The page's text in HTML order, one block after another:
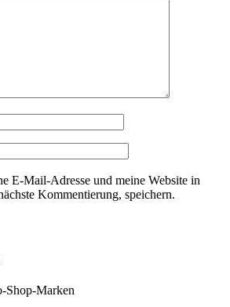
E-Mail-Adresse und meine Website in
Kommentierung, speichern.